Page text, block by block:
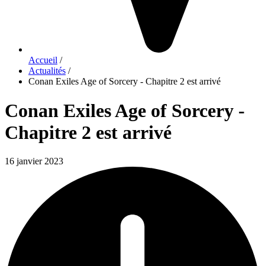
Accueil /
Actualités /
Conan Exiles Age of Sorcery - Chapitre 2 est arrivé
Conan Exiles Age of Sorcery -
Chapitre 2 est arrivé
16 janvier 2023